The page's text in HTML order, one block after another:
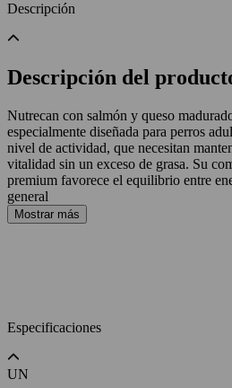
Descripción
Descripción del
Nutrecan con salmón y queso
especialmente diseñada para perros
nivel de actividad, que necesitan
vitalidad sin un exceso de grasa. Su
premium favorece el equilibrio entre
general
Mostrar más
Especificaciones
UN